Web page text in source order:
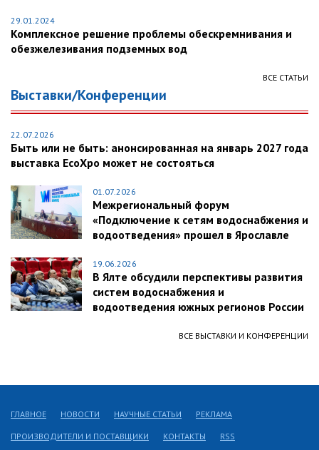
29.01.2024
Комплексное решение проблемы обескремнивания и
обезжелезивания подземных вод
ВСЕ СТАТЬИ
Выставки/Конференции
22.07.2026
Быть или не быть: анонсированная на январь 2027 года
выставка EcoXpo может не состояться
01.07.2026
Межрегиональный форум
«Подключение к сетям водоснабжения и
водоотведения» прошел в Ярославле
19.06.2026
В Ялте обсудили перспективы развития
систем водоснабжения и
водоотведения южных регионов России
ВСЕ ВЫСТАВКИ И КОНФЕРЕНЦИИ
ГЛАВНОЕ НОВОСТИ НАУЧНЫЕ СТАТЬИ РЕКЛАМА
ПРОИЗВОДИТЕЛИ И ПОСТАВЩИКИ КОНТАКТЫ RSS